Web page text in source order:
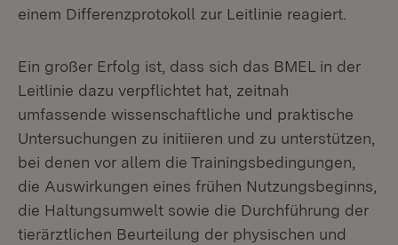
einem Differenzprotokoll zur Leitlinie reagiert.
Ein großer Erfolg ist, dass sich das BMEL in der
Leitlinie dazu verpflichtet hat, zeitnah
umfassende wissenschaftliche und praktische
Untersuchungen zu initiieren und zu unterstützen,
bei denen vor allem die Trainingsbedingungen,
die Auswirkungen eines frühen Nutzungsbeginns,
die Haltungsumwelt sowie die Durchführung der
tierärztlichen Beurteilung der physischen und